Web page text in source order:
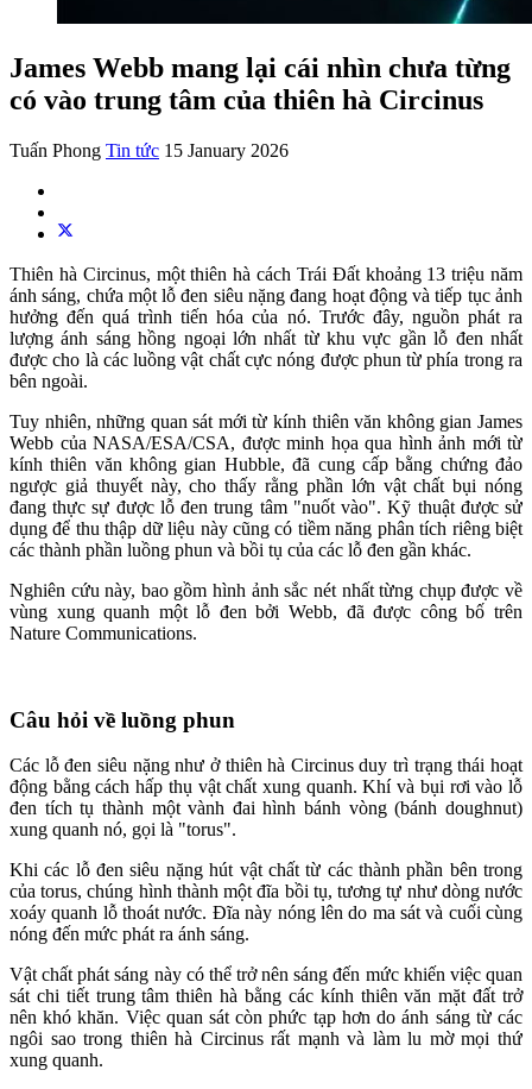
James Webb mang lại cái nhìn chưa từng
có vào trung tâm của thiên hà Circinus
Tuấn Phong Tin tức 15 January 2026
Thiên hà Circinus, một thiên hà cách Trái Đất khoảng 13 triệu năm
ánh sáng, chứa một lỗ đen siêu nặng đang hoạt động và tiếp tục ảnh
hưởng đến quá trình tiến hóa của nó. Trước đây, nguồn phát ra
lượng ánh sáng hồng ngoại lớn nhất từ khu vực gần lỗ đen nhất
được cho là các luồng vật chất cực nóng được phun từ phía trong ra
bên ngoài.
Tuy nhiên, những quan sát mới từ kính thiên văn không gian James
Webb của NASA/ESA/CSA, được minh họa qua hình ảnh mới từ
kính thiên văn không gian Hubble, đã cung cấp bằng chứng đảo
ngược giả thuyết này, cho thấy rằng phần lớn vật chất bụi nóng
đang thực sự được lỗ đen trung tâm "nuốt vào". Kỹ thuật được sử
dụng để thu thập dữ liệu này cũng có tiềm năng phân tích riêng biệt
các thành phần luồng phun và bồi tụ của các lỗ đen gần khác.
Nghiên cứu này, bao gồm hình ảnh sắc nét nhất từng chụp được về
vùng xung quanh một lỗ đen bởi Webb, đã được công bố trên
Nature Communications.
Câu hỏi về luồng phun
Các lỗ đen siêu nặng như ở thiên hà Circinus duy trì trạng thái hoạt
động bằng cách hấp thụ vật chất xung quanh. Khí và bụi rơi vào lỗ
đen tích tụ thành một vành đai hình bánh vòng (bánh doughnut)
xung quanh nó, gọi là "torus".
Khi các lỗ đen siêu nặng hút vật chất từ các thành phần bên trong
của torus, chúng hình thành một đĩa bồi tụ, tương tự như dòng nước
xoáy quanh lỗ thoát nước. Đĩa này nóng lên do ma sát và cuối cùng
nóng đến mức phát ra ánh sáng.
Vật chất phát sáng này có thể trở nên sáng đến mức khiến việc quan
sát chi tiết trung tâm thiên hà bằng các kính thiên văn mặt đất trở
nên khó khăn. Việc quan sát còn phức tạp hơn do ánh sáng từ các
ngôi sao trong thiên hà Circinus rất mạnh và làm lu mờ mọi thứ
xung quanh.